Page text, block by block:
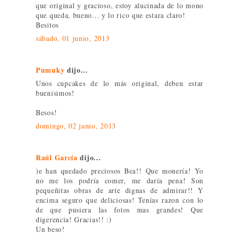
que original y gracioso, estoy alucinada de lo mono
que queda, bueno... y lo rico que estara claro!
Besitos
sábado, 01 junio, 2013
Pumuky dijo...
Unos cupcakes de lo más original, deben estar
buenísimos!
Besos!
domingo, 02 junio, 2013
Raúl García dijo...
)e han quedado preciosos Bea!! Que monería! Yo
no me los podría comer, me daría pena! Son
pequeñitas obras de arte dignas de admirar!! Y
encima seguro que deliciosas! Tenías razon con lo
de que pusiera las fotos mas grandes! Que
digerencia! Gracias!! :)
Un beso!